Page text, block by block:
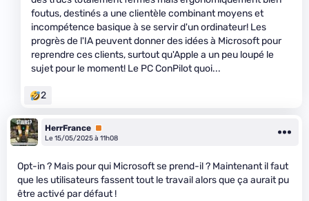
foutus, destinés a une clientèle combinant moyens et
incompétence basique à se servir d'un ordinateur! Les
progrès de l'IA peuvent donner des idées à Microsoft pour
reprendre ces clients, surtout qu'Apple a un peu loupé le
sujet pour le moment! Le PC ConPilot quoi...
2
HerrFrance Premium
Le 15/05/2025 à 11h08
Opt-in ? Mais pour qui Microsoft se prend-il ? Maintenant il faut
que les utilisateurs fassent tout le travail alors que ça aurait pu
être activé par défaut !